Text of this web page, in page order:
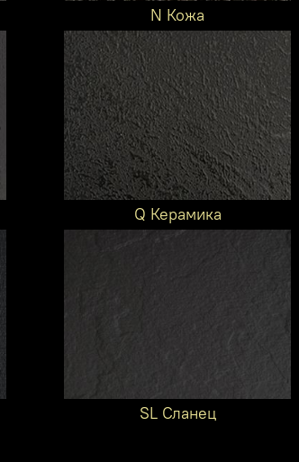
N Кожа
Q Керамика
SL Сланец